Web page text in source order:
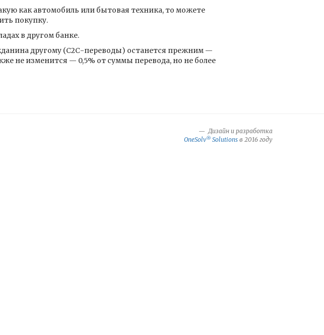
как автомобиль или бытовая техника, то можете
покупку.
в другом банке.
другому (С2С-переводы) останется прежним —
не изменится — 0,5% от суммы перевода, но не более
Дизайн и разработка
OneSolv® Solutions в 2016 году